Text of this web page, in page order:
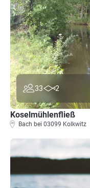
33 2
Koselmühlenfließ
Bach bei 03099 Kolkwitz